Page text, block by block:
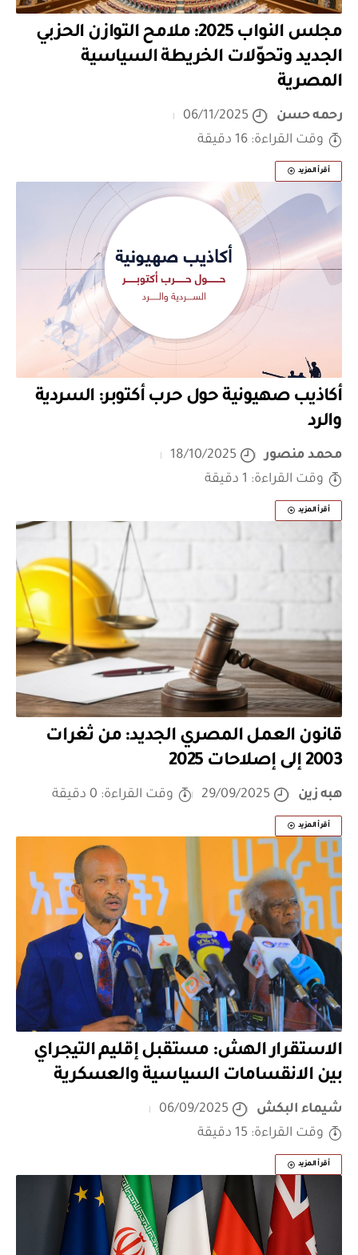
مجلس النواب 2025: ملامح التوازن الحزبي
الجديد وتحوّلات الخريطة السياسية
المصرية
رحمه حسن
06/11/2025
وقت القراءة: 16 دقيقة
أقرأ المزيد
أكاذيب صهيونية حول حرب أكتوبر: السردية
والرد
محمد منصور
18/10/2025
وقت القراءة: 1 دقيقة
أقرأ المزيد
قانون العمل المصري الجديد: من ثغرات
2003 إلى إصلاحات 2025
هبه زين 29/09/2025 وقت القراءة: 0 دقيقة
أقرأ المزيد
الاستقرار الهش: مستقبل إقليم التيجراي
بين الانقسامات السياسية والعسكرية
شيماء البكش
06/09/2025
وقت القراءة: 15 دقيقة
أقرأ المزيد